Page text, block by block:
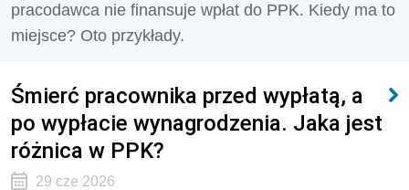
pracodawca nie finansuje wpłat do PPK. Kiedy ma to
miejsce? Oto przykłady.
Śmierć pracownika przed wypłatą, a
po wypłacie wynagrodzenia. Jaka jest
różnica w PPK?
29 cze 2026